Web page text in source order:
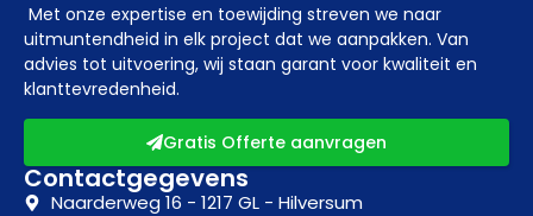
Met onze expertise en toewijding streven we naar
uitmuntendheid in elk project dat we aanpakken. Van
advies tot uitvoering, wij staan garant voor kwaliteit en
klanttevredenheid.
Gratis Offerte aanvragen
Contactgegevens
Naarderweg 16 - 1217 GL - Hilversum